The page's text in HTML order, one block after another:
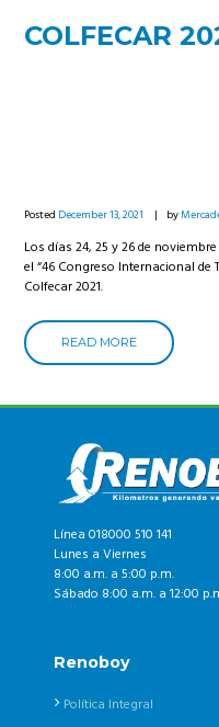
COLFECAR
Posted December 13, 2021 by
Los días 24, 25 y 26 de
el “46 Congreso Internacional
Colfecar 2021.
READ MORE
Línea 018000 510 141
Lunes a Viernes
8:00 a.m. a 5:00 p.m.
Sábado 8:00 a.m. a 12:00
Renoboy
Política Integral